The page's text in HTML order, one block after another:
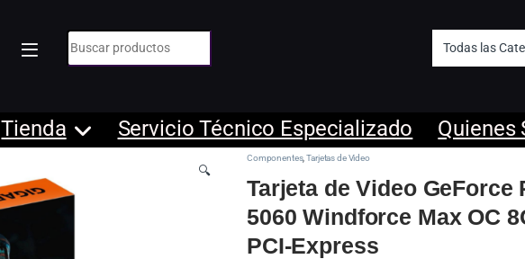
Búsqueda de:
Tienda Servicio Técnico Especializado Quienes
🔍
Componentes,Tarjetas de Video
Tarjeta de Video GeForce
5060 Windforce Max OC
PCI-Express